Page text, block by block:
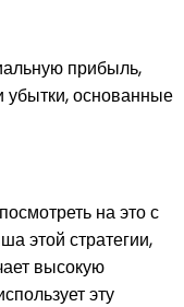
прибыль,
убытки, основанные
на это с
этой стратегии,
высокую
эту